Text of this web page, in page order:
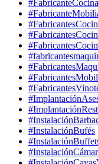
#InstalaciónBufés